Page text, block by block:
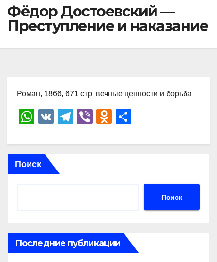
Фёдор Достоевский —
Преступление и наказание
Роман, 1866, 671 стр. вечные ценности и борьба
W
at
s
A
V
T
e
Vi
er
O
n
ki
р
ть
Поиск
Поиск
Последние публикации